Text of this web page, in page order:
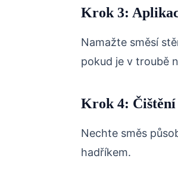
Krok 3:
Namažte směsí
pokud je v troubě
Krok 4: Čištění
Nechte směs
hadříkem.